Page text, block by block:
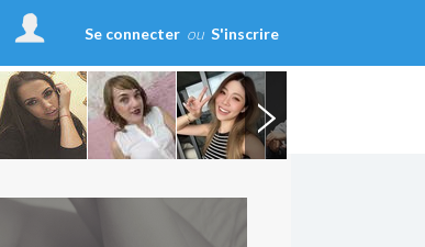
Se connecter ou S'inscrire